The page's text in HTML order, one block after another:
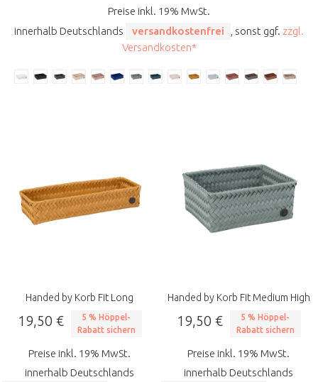
Preise inkl. 19% MwSt.
innerhalb Deutschlands
versandkostenfrei , sonst ggf. zzgl.
Versandkosten*
Handed by Korb Fit Long
19,50 €
5 % Höppel-
Rabatt sichern
Preise inkl. 19% MwSt.
innerhalb Deutschlands
Handed by Korb Fit Medium High
19,50 €
5 % Höppel-
Rabatt sichern
Preise inkl. 19% MwSt.
innerhalb Deutschlands